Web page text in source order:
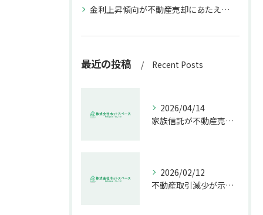
金利上昇傾向が不動産売却にあたえる影響
最近の投稿 Recent Posts
2026/04/14
家族信託が不動産売却で生む具体的メリット
2026/02/12
不動産取引減少が示す市場の危機